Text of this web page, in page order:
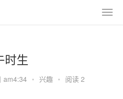
时生
am4:34 • 兴趣 • 阅读 2